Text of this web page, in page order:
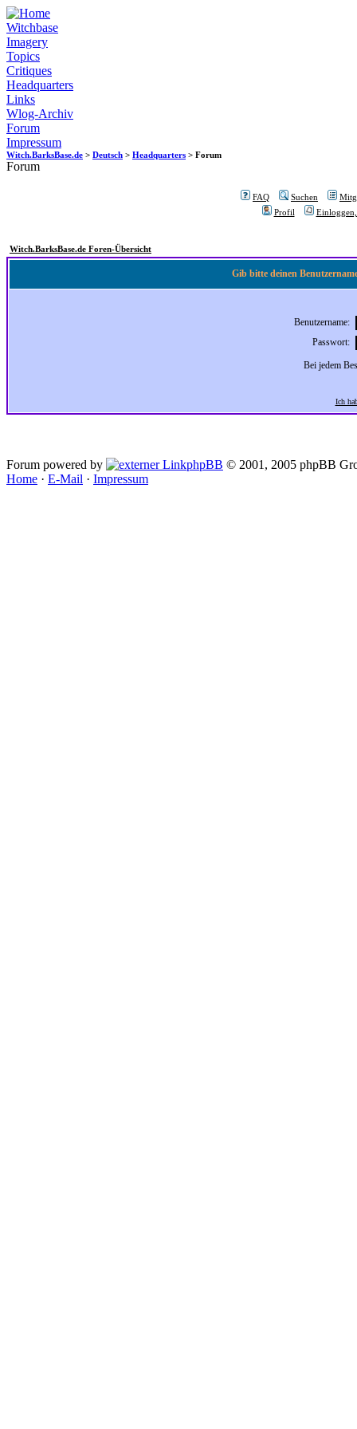
Witchbase
Imagery
Topics
Critiques
Headquarters
Links
Wlog-Archiv
Forum
Impressum
Witch.BarksBase.de > Deutsch > Headquarters > Forum
Forum
FAQ Suchen
Profil
Witch.BarksBase.de Foren-Übersicht
Gib bitte deinen
Benutzername:
Passwort:
Bei jedem
Ich
Forum powered by phpBB © 2001, 2005 phpBB
Home · E-Mail · Impressum